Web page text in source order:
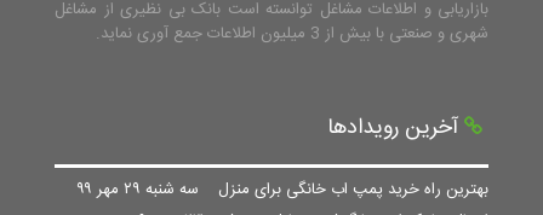
بازاریابی و اطلاعات مشاغل توانسته است بانک بی نظیری از مشاغل
شهری و صنعتی با بیش از 3 میلیون اطلاعات جمع آوری نماید.
آخرین رویدادها
بهترین راه خرید پمپ اب خانگی برای منزل سه شنبه ۲۹ مهر ۹۹